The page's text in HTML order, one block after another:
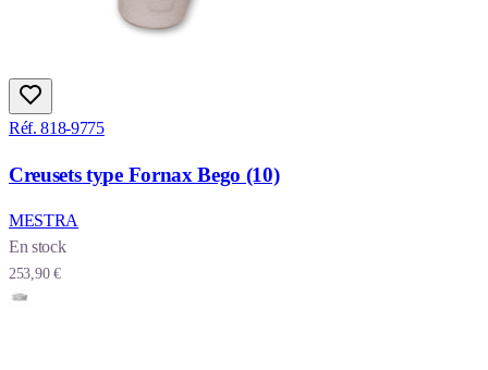
Réf. 818-9775
Creusets type Fornax Bego (10)
MESTRA
En stock
253,90 €